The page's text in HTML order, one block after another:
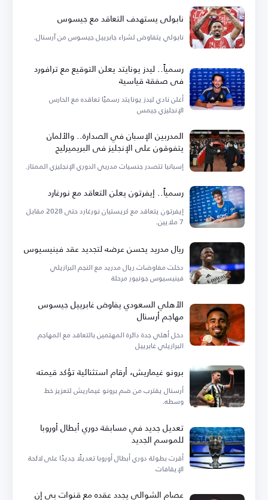
نابولي يستهدف التعاقد مع جيسوس
نابولي يتفاوض لشراء جابرييل جيسوس من آرسنال.
رسمياً.. ليدز يونايتد يعلن التوقيع مع ترافورد
في صفقة قياسية
أعلن نادي ليدز يونايتد رسميًا تعاقده مع الحارس
الإنجليزي جيمس
المدربين الإسبان في الصدارة.. والألمان
يتفوقون على الإنجليز في البريميرليج
إسبانيا تتصدر جنسيات مدربي الدوري الإنجليزي الممتاز.
رسمياً.. إيفرتون يعلن التعاقد مع نورغارد
إيفرتون يتعاقد مع كريستيان نورغارد حتى 2028 مقابل
7 ملايين.
ريال مدريد يحسن عرضه لتجديد عقد فينيسيوس
دخلت مفاوضات ريال مدريد مع النجم البرازيلي
فينيسيوس جونيور مرحلة
الأهلي السعودي يفاوض غابرييل جيسوس
مهاجم أرسنال
دخل أهلي جدة دائرة المهتمين بالتعاقد مع المهاجم
البرازيلي غابرييل
برونو غيماريش، أرقام استثنائية تؤكد قيمته
أرسنال يقترب من ضم برونو غيماريش لتعزيز خط
وسطه.
تعديل جديد في مسابقة دوري أبطال أوروبا
للموسم الجديد
أقرت بطولة دوري أبطال أوروبا تعديلًا جديدًا على لائحة
الإيقافات
عصام الشوالي يجدد عقده مع قنوات بي إن